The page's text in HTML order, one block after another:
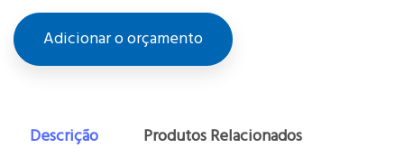
Adicionar o orçamento
Descrição Produtos Relacionados